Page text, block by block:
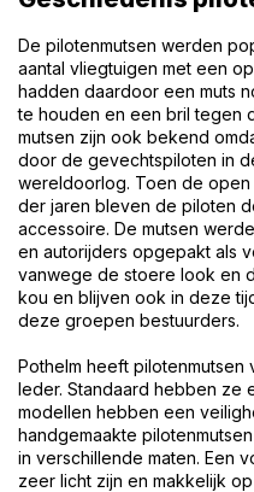
De pilotenmutsen werden
aantal vliegtuigen met een
hadden daardoor een muts
te houden en een bril tegen
mutsen zijn ook bekend
door de gevechtspiloten in
wereldoorlog. Toen de
der jaren bleven de piloten
accessoire. De mutsen
en autorijders opgepakt als
vanwege de stoere look en
kou en blijven ook in deze
deze groepen bestuurders.
Pothelm heeft
leder. Standaard hebben ze
modellen hebben een
handgemaakte
in verschillende maten. Een
zeer licht zijn en makkelijk